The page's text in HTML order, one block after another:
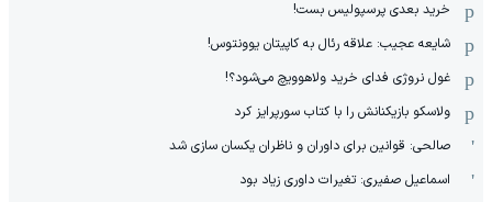
خرید بعدی پرسپولیس بست!
شایعه عجیب: علاقه رئال به کاپیتان یوونتوس!
غول نروژی فدای خرید ولاهوویچ می‌شود؟!
ولاسکو بازیکنانش را با کتاب سورپرایز کرد
صالحی: قوانین برای داوران و ناظران یکسان سازی شد
اسماعیل صفیری: تغیرات داوری زیاد بود